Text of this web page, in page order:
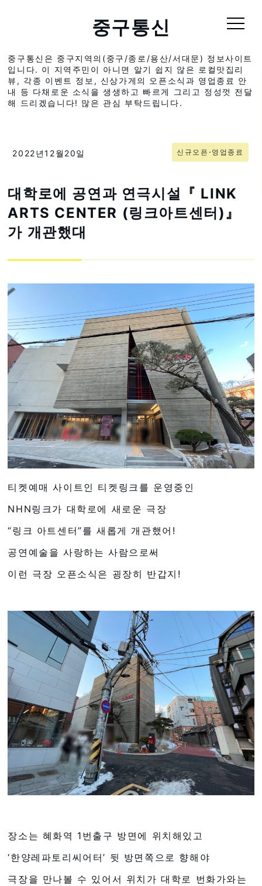
중구통신
중구통신은 중구지역의(중구/종로/용산/서대문) 정보사이트
입니다. 이 지역주민이 아니면 알기 쉽지 않은 로컬맛집리
뷰, 각종 이벤트 정보, 신상가게의 오픈소식과 영업종료 안
내 등 다채로운 소식을 생생하고 빠르게 그리고 정성껏 전달
해 드리겠습니다! 많은 관심 부탁드립니다.
2022년12월20일 신규오픈⋅영업종료
대학로에 공연과 연극시설『 LINK
ARTS CENTER (링크아트센터)』
가 개관했대
티켓예매 사이트인 티켓링크를 운영중인
NHN링크가 대학로에 새로운 극장
“링크 아트센터”를 새롭게 개관했어!
공연예술을 사랑하는 사람으로써
이런 극장 오픈소식은 굉장히 반갑지!
장소는 혜화역 1번출구 방면에 위치해있고
‘한양레파토리씨어터’ 뒷 방면쪽으로 향해야
극장을 만나볼 수 있어서 위치가 대학로 번화가와는